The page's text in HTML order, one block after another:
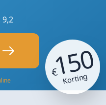
€
150
Korting